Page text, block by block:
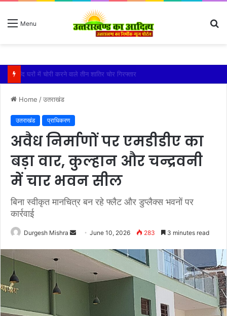
Menu
बारिश ने बढ़ाई दहशत, दरकने लगी जमीन, 10 परिवारों ने छोड़े घर
Home /उतराखंड
उतराखंड प्राधिकरण
अवैध निर्माणों पर एमडीडीए का
बड़ा वार, कुल्हान और चन्द्रवनी
में चार भवन सील
बिना स्वीकृत मानचित्र बन रहे फ्लैट और डुप्लैक्स भवनों पर
कार्रवाई
Durgesh Mishra
Send
email
June 10, 2026 283 3 minutes read